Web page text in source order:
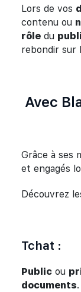
Lors de vos
contenu ou
rôle du
rebondir sur
Avec
Grâce à ses
et engagés
Découvrez
Tchat :
Public ou
documents